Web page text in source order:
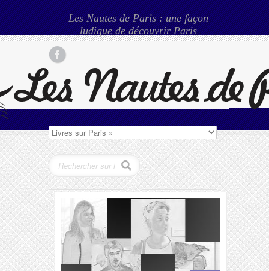
Les Nautes de Paris : une façon
ludique de découvrir Paris